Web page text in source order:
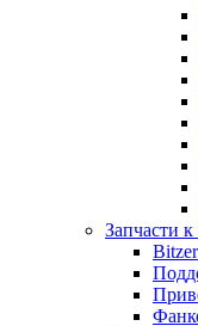
Запчасти
Bitzer